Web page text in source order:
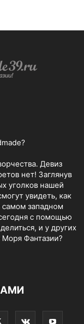
Девиз
нет! Заглянув
уголков нашей
увидеть, как
самом западном
с помощью
и у других
Моря Фантазии?